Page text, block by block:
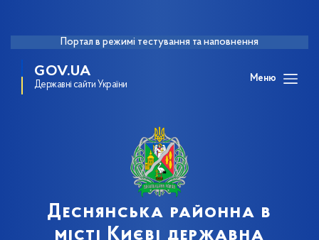
Портал в режимі тестування та наповнення
GOV.UA
Державні сайти України
Меню
Деснянська районна в
місті Києві державна